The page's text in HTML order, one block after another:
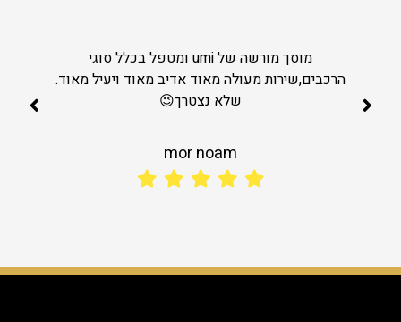
מוסך מורשה של umi ומטפל בכלל סוגי
הרכבים,שירות מעולה מאוד אדיב מאוד ויעיל מאוד.
שלא נצטרך😉
mor noam